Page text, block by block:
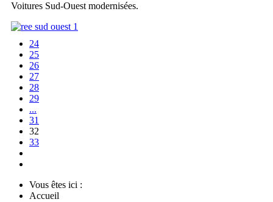
Voitures Sud-Ouest modernisées.
24
25
26
27
28
29
...
31
32
33
Vous êtes ici :
Accueil